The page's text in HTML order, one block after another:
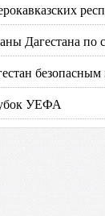
Дагестана по
безопасным
УЕФА